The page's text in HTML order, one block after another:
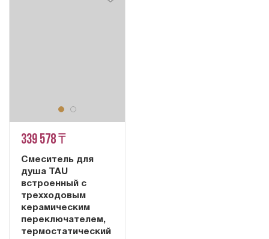
339 578 ₸
Смеситель для
душа TAU
встроенный с
трехходовым
керамическим
переключателем,
термостатический